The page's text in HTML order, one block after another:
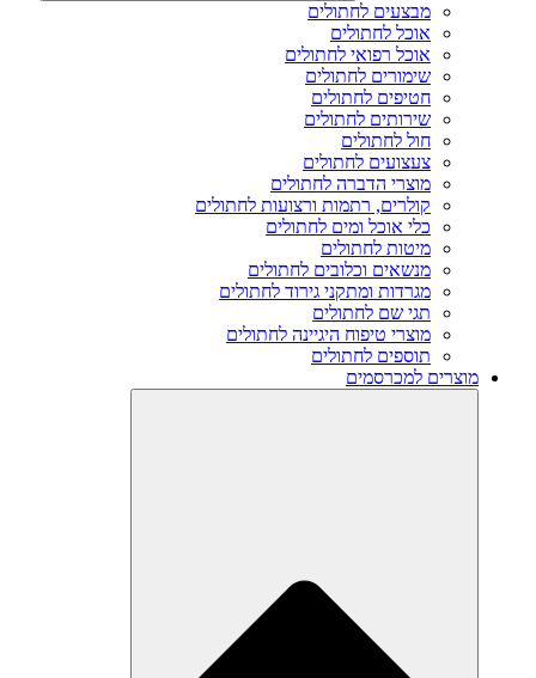
מבצעים לחתולים
אוכל לחתולים
אוכל רפואי לחתולים
שימורים לחתולים
חטיפים לחתולים
שירותים לחתולים
חול לחתולים
צעצועים לחתולים
מוצרי הדברה לחתולים
קולרים, רתמות ורצועות לחתולים
כלי אוכל ומים לחתולים
מיטות לחתולים
מנשאים וכלובים לחתולים
מגרדות ומתקני גירוד לחתולים
תגי שם לחתולים
מוצרי טיפוח היגיינה לחתולים
תוספים לחתולים
מוצרים למכרסמים